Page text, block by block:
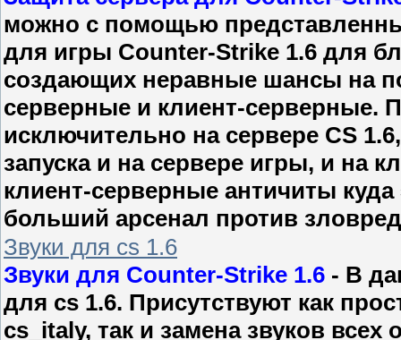
можно с помощью
для игры Counter-Strike 1.6 для
создающих неравные шансы на
серверные и клиент-серверные.
исключительно на сервере CS
запуска и на сервере игры, и на
клиент-серверные античиты
больший арсенал против
Звуки для cs 1.6
Звуки для Counter-Strike 1.6 - В
для cs 1.6. Присутствуют как
cs_italy, так и замена звуков